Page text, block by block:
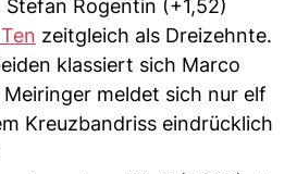
Rogentin (+1,52)
zeitgleich als Dreizehnte.
klassiert sich Marco
Meiringer meldet sich nur elf
Kreuzbandriss eindrücklich